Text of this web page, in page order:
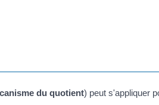
du quotient) peut s'appliquer